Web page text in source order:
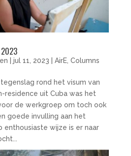
2023
jul 11, 2023 AirE, Columns
rond het visum van
residence uit Cuba was het
de werkgroep om toch ook
goede invulling aan het
enthousiaste wijze is er naar